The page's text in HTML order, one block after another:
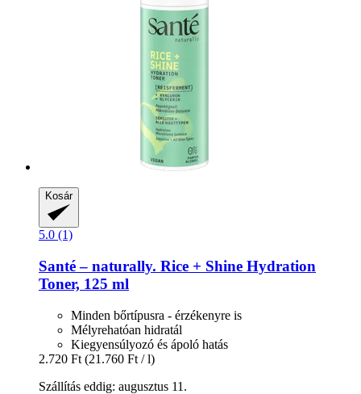
Kosár
5.0 (1)
Santé – naturally. Rice + Shine Hydration
Toner, 125 ml
Minden bőrtípusra - érzékenyre is
Mélyrehatóan hidratál
Kiegyensúlyozó és ápoló hatás
2.720 Ft (21.760 Ft / l)
Szállítás eddig: augusztus 11.